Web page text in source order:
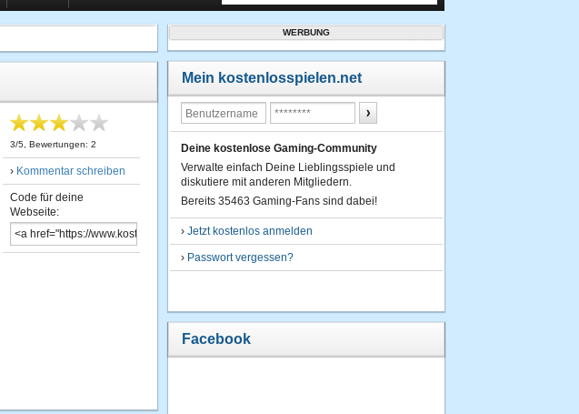
3/5 , Bewertungen: 2
› Kommentar schreiben
Code für deine
Webseite:
WERBUNG
Mein kostenlosspielen.net
Deine kostenlose Gaming-Community
Verwalte einfach Deine Lieblingsspiele und
diskutiere mit anderen Mitgliedern.
Bereits 35463 Gaming-Fans sind dabei!
› Jetzt kostenlos anmelden
› Passwort vergessen?
Facebook